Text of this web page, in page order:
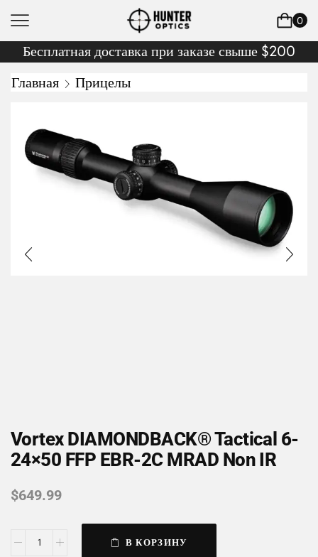
0
Бесплатная доставка при заказе свыше $200
Главная
Прицелы
Vortex DIAMONDBACK® Tactical 6-
24×50 FFP EBR-2C MRAD Non IR
$649.99
В КОРЗИНУ